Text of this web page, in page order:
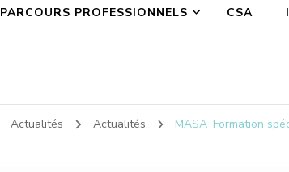
PARCOURS PROFESSIONNELS CSA
Actualités Actualités MASA_Formation